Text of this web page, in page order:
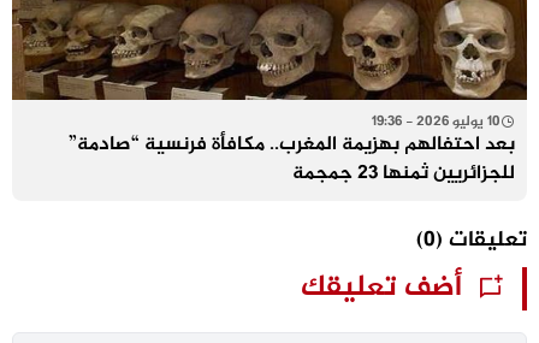
10 يوليو 2026 - 19:36
بعد احتفالهم بهزيمة المغرب.. مكافأة فرنسية “صادمة”
للجزائريين ثمنها 23 جمجمة
تعليقات (0)
أضف تعليقك